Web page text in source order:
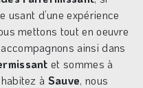
usant d’une expérience
mettons tout en oeuvre
ainsi dans
et sommes à
à Sauve, nous